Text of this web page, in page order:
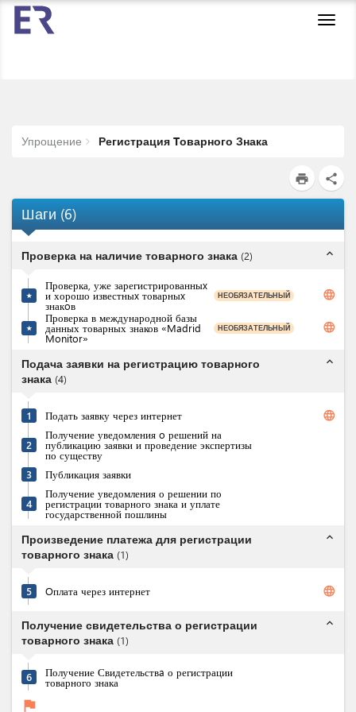
Упрощение Регистрация Tоварного Знака
print share
Шаги (6)
Проверка на наличие товарного знака (2) expand_less
★
Проверка, уже зарегистрированныx
и хорошо известныx товарныx
знакoв
НЕОБЯЗАТЕЛЬНЫЙ language
★
Проверка в международной базы
данных товарных знаков «‎Madrid
Monitor»
НЕОБЯЗАТЕЛЬНЫЙ language
Подача заявки на регистрацию товарного
знака (4)
expand_less
1 Подать заявку через интернет language
2
Получение уведомления o решений на
публикацию заявки и проведение экспертизы
по существу
3
Публикация заявки
4
Получение уведомления о решении по
регистрации товарного знака и уплате
государственной пошлины
Произведение платежа для регистрации
товарного знака (1)
expand_less
5 Oплата через интернет language
Получение свидетельства о регистрации
товарного знака (1)
expand_less
6 Получение Свидетельствa о регистрации
товарного знака
flag